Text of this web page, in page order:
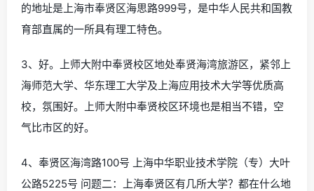
的地址是上海市奉贤区海思路999号，是中华人民共和国教
育部直属的一所具有理工特色。
3、好。上师大附中奉贤校区地处奉贤海湾旅游区，紧邻上
海师范大学、华东理工大学及上海应用技术大学等优质高
校，氛围好。上师大附中奉贤校区环境也是相当不错，空
气比市区的好。
4、奉贤区海湾路100号 上海中华职业技术学院（专）大叶
公路5225号 问题二：上海奉贤区有几所大学？都在什么地